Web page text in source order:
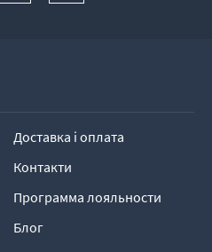
Доставка і оплата
Контакти
Программа лояльности
Блог